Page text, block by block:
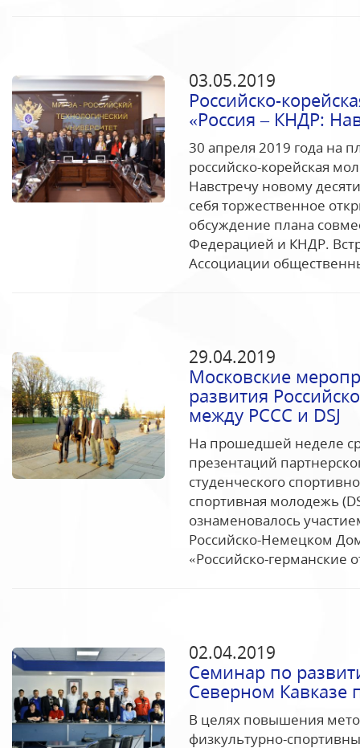
03.05.2019
Российско-
«Россия – КНДР:
30 апреля 2019 года на
российско-корейская
Навстречу новому
себя торжественное
обсуждение плана
Федерацией и КНДР.
Ассоциации
29.04.2019
Московские
развития
между РССС и DSJ
На прошедшей неделе
презентаций
студенческого
спортивная молодежь
ознаменовалось
Российско-Немецком
«Российско-германские
02.04.2019
Семинар по
Северном Кавказе
В целях повышения
физкультурно-